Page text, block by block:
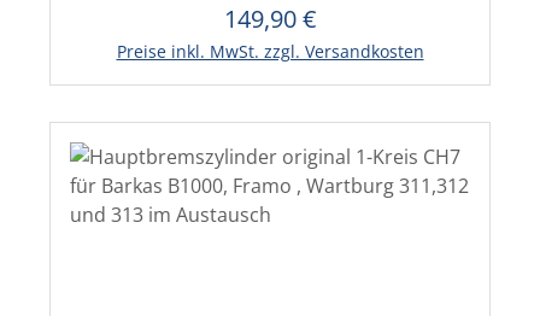
Regulärer Preis:
149,90 €
Preise inkl. MwSt. zzgl. Versandkosten